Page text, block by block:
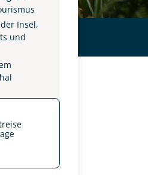
Insel,
und